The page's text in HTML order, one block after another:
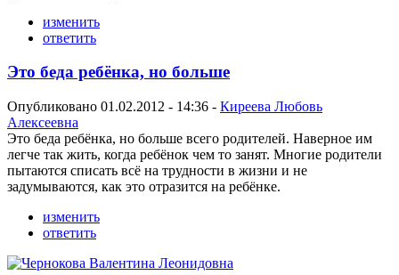
изменить
ответить
Это беда ребёнка, но больше
Опубликовано 01.02.2012 - 14:36 - Киреева Любовь
Алексеевна
Это беда ребёнка, но больше всего родителей. Наверное им
легче так жить, когда ребёнок чем то занят. Многие родители
пытаются списать всё на трудности в жизни и не
задумываются, как это отразится на ребёнке.
изменить
ответить